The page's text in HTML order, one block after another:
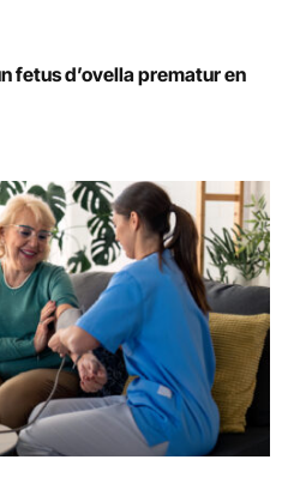
fetus d’ovella prematur en